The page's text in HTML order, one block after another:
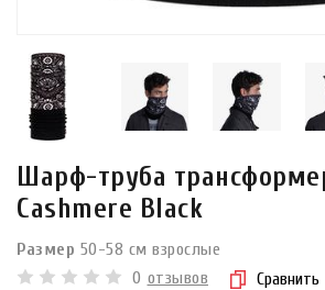
Шарф-труба
Cashmere Black
Размер 50-58 см взрослые
0 отзывов Сравнить